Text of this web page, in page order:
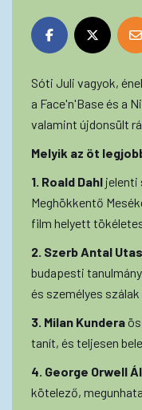
Sóti Juli vagyok,
a Face'n'Base és a
valamint újdonsült
Melyik az öt
1. Roald Dahl jelenti
Meghökkentő
film helyett
2. Szerb Antal
budapesti
és személyes
3. Milan Kundera
tanít, és teljesen
4. George Orwell
kötelező,